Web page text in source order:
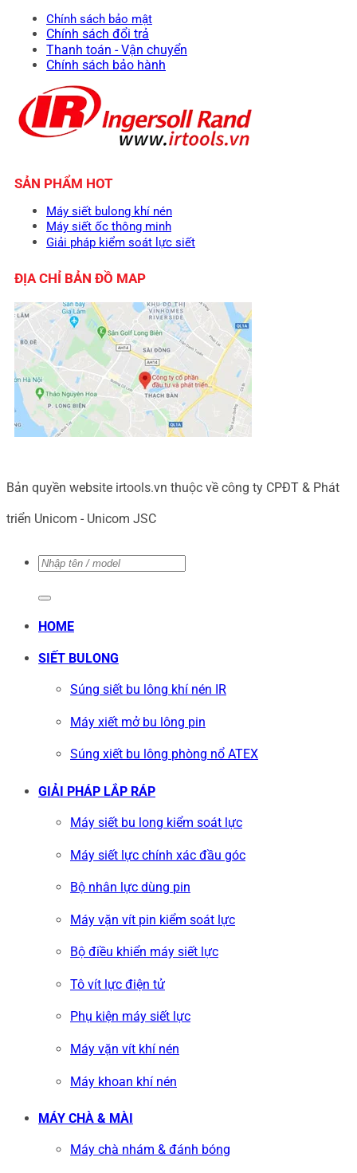
Chính sách bảo mật
Chính sách đổi trả
Thanh toán - Vận chuyển
Chính sách bảo hành
SẢN PHẨM HOT
Máy siết bulong khí nén
Máy siết ốc thông minh
Giải pháp kiểm soát lực siết
ĐỊA CHỈ BẢN ĐỒ MAP
Bản quyền website irtools.vn thuộc về công ty CPĐT & Phát
triển Unicom - Unicom JSC
Tìm
kiếm:
HOME
SIẾT BULONG
Súng siết bu lông khí nén IR
Máy xiết mở bu lông pin
Súng xiết bu lông phòng nổ ATEX
GIẢI PHÁP LẮP RÁP
Máy siết bu long kiểm soát lực
Máy siết lực chính xác đầu góc
Bộ nhân lực dùng pin
Máy vặn vít pin kiểm soát lực
Bộ điều khiển máy siết lực
Tô vít lực điện tử
Phụ kiện máy siết lực
Máy vặn vít khí nén
Máy khoan khí nén
MÁY CHÀ & MÀI
Máy chà nhám & đánh bóng